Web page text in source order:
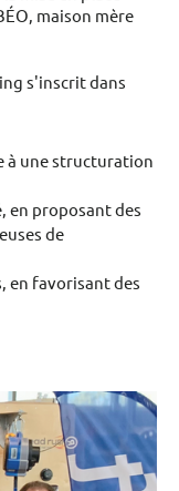
maison mère
s'inscrit dans
à une structuration
en proposant des
de
en favorisant des